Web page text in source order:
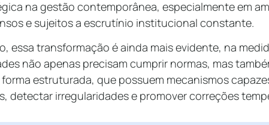
na gestão contemporânea, especialmente em
e sujeitos a escrutínio institucional constante.
essa transformação é ainda mais evidente, na
não apenas precisam cumprir normas, mas
estruturada, que possuem mecanismos
detectar irregularidades e promover correções